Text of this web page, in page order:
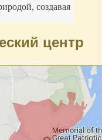
создавая
центр